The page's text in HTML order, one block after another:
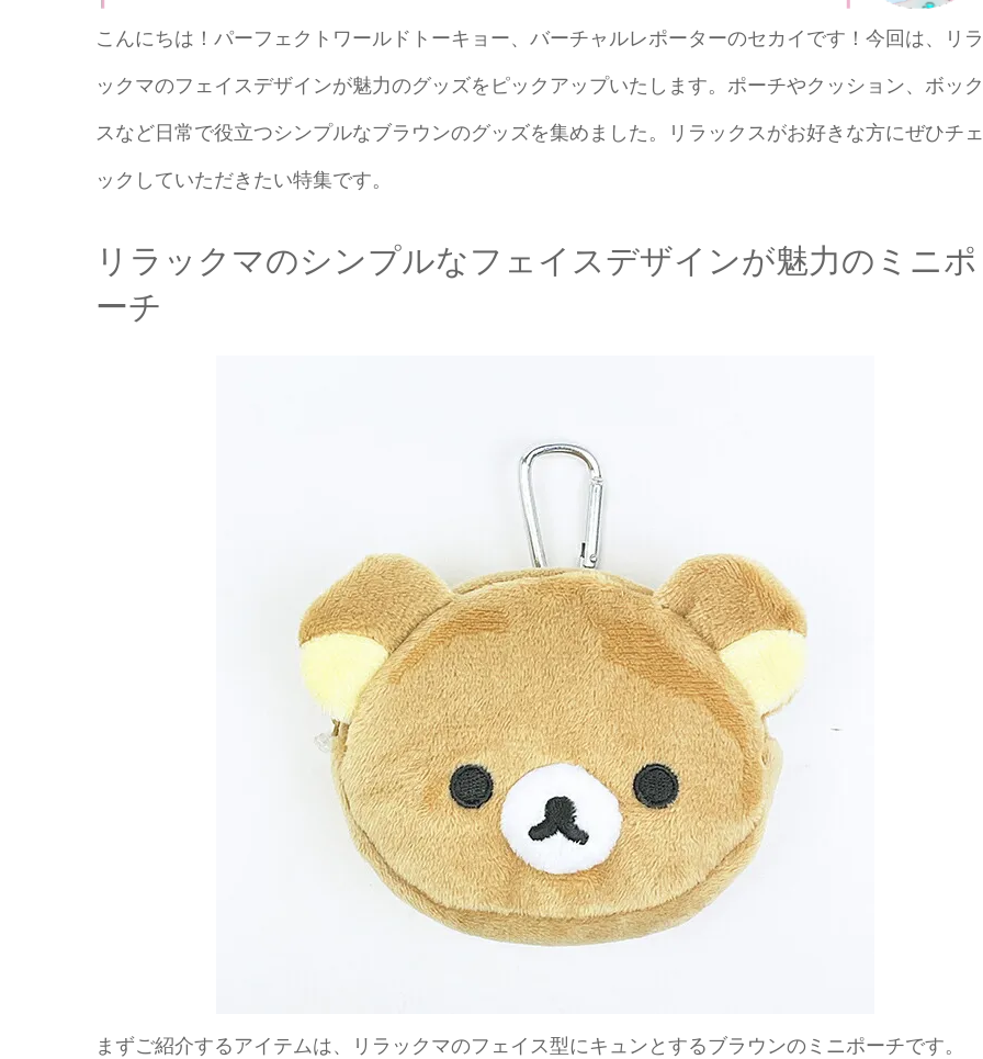
こんにちは！パーフェクトワールドトーキョー、バーチャルレポーターのセカイです！今回は、リラ
ックマのフェイスデザインが魅力のグッズをピックアップいたします。ポーチやクッション、ボック
スなど日常で役立つシンプルなブラウンのグッズを集めました。リラックスがお好きな方にぜひチェ
ックしていただきたい特集です。
リラックマのシンプルなフェイスデザインが魅力のミニポ
ーチ
まずご紹介するアイテムは、リラックマのフェイス型にキュンとするブラウンのミニポーチです。